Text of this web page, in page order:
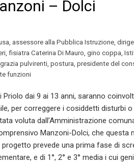
– Dolci
assessore alla Pubblica Istruzione
fisiatra Caterina Di Mauro gino coppa
pulvirenti postura presidente del
funzioni
Priolo dai 9 ai 13 anni, saranno
per correggere i cosiddetti disturbi
voluta dall’Amministrazione
Manzoni-Dolci, che questa
prevede una prima fase di
e di 1°, 2° e 3° media i cui